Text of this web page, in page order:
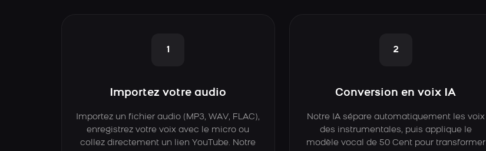
1
Importez votre audio
Importez un fichier audio (MP3, WAV, FLAC),
enregistrez votre voix avec le micro ou
collez directement un lien YouTube. Notre
2
Conversion en voix IA
Notre IA sépare automatiquement les voix
des instrumentales, puis applique le
modèle vocal de 50 Cent pour transformer